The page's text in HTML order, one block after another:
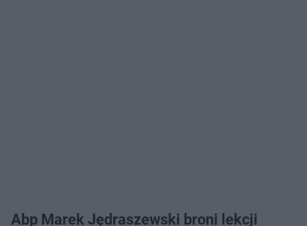
Abp Marek Jędraszewski broni lekcji